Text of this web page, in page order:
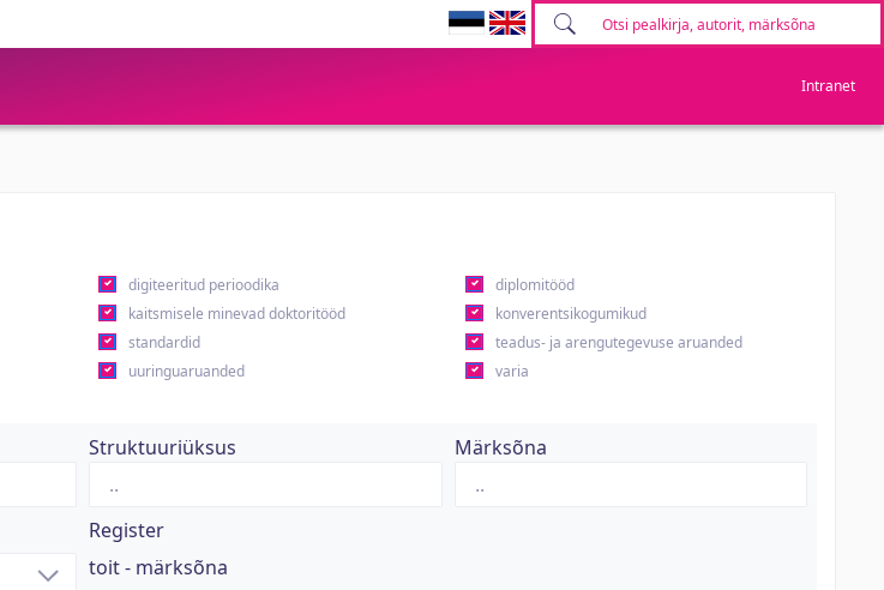
Intranet
digiteeritud perioodika
diplomitööd
kaitsmisele minevad doktoritööd
konverentsikogumikud
standardid
teadus- ja arengutegevuse aruanded
uuringuaruanded
varia
Struktuuriüksus Märksõna
Register
toit - märksõna